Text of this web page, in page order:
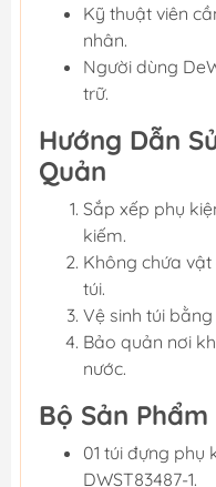
Kỹ thuật viên
nhân.
Người dùng
trữ.
Hướng Dẫn
Quản
Sắp xếp phụ
kiếm.
Không chứa
túi.
Vệ sinh túi
Bảo quản nơi
nước.
Bộ Sản
01 túi đựng phụ
DWST83487-1.